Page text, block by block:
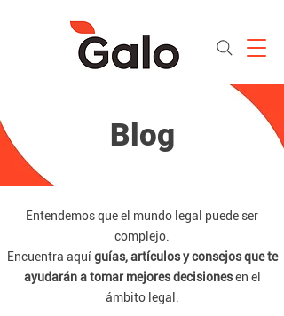
Blog
Entendemos que el mundo legal puede ser
complejo.
Encuentra aquíguías, artículos y consejos que te
ayudarán a tomar mejores decisionesen el
ámbito legal.